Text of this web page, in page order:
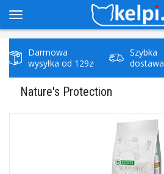
Darmowa
wysyłka od 129zł
Szybka
dostawa
Nature's Protection